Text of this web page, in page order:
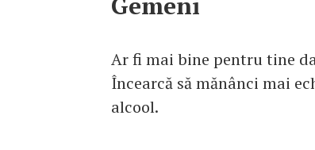
Ar fi mai bine pentru tine
Încearcă să mănânci mai
alcool.